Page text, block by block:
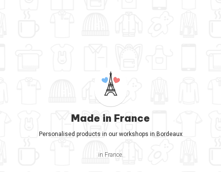
Made in France
Personalised products in our workshops in Bordeaux
in France.